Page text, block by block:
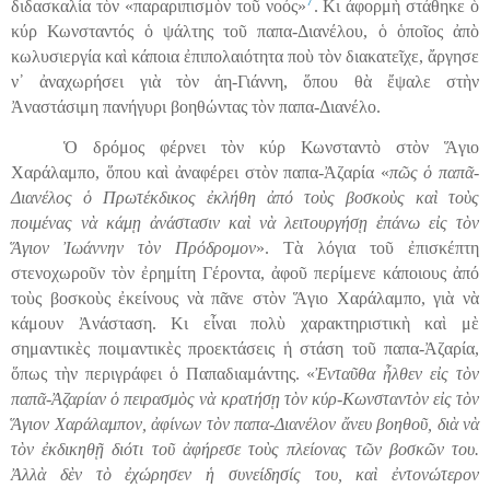
διδασκαλία τὸν «παραριπισμὸν τοῦ νοός» . Κι ἀφορμὴ στάθηκε ὁ
κύρ Κωνσταντός ὁ ψάλτης τοῦ παπα-Διανέλου, ὁ ὁποῖος ἀπὸ
κωλυσιεργία καὶ κάποια ἐπιπολαιότητα ποὺ τὸν διακατεῖχε, ἄργησε
ν᾿ ἀναχωρήσει γιὰ τὸν ἁη-Γιάννη, ὅπου θὰ ἔψαλε στὴν
Ἀναστάσιμη πανήγυρι βοηθώντας τὸν παπα-Διανέλο.
Ὁ δρόμος φέρνει τὸν κύρ Κωνσταντὸ στὸν Ἅγιο
Χαράλαμπο, ὅπου καὶ ἀναφέρει στὸν παπα-Ἀζαρία «πῶς ὁ παπᾶ-
Διανέλος ὁ Πρωτέκδικος ἐκλήθη ἀπό τοὺς βοσκοὺς καὶ τοὺς
ποιμένας νὰ κάμῃ ἀνάστασιν καὶ νὰ λειτουργήσῃ ἐπάνω εἰς τὸν
Ἅγιον Ἰωάννην τὸν Πρόδρομον». Τὰ λόγια τοῦ ἐπισκέπτη
στενοχωροῦν τὸν ἐρημίτη Γέροντα, ἀφοῦ περίμενε κάποιους ἀπό
τοὺς βοσκοὺς ἐκείνους νὰ πᾶνε στὸν Ἅγιο Χαράλαμπο, γιὰ νὰ
κάμουν Ἀνάσταση. Κι εἶναι πολὺ χαρακτηριστικὴ καὶ μὲ
σημαντικὲς ποιμαντικὲς προεκτάσεις ἡ στάση τοῦ παπα-Ἀζαρία,
ὅπως τὴν περιγράφει ὁ Παπαδιαμάντης. «Ἐνταῦθα ἦλθεν εἰς τὸν
παπᾶ-Ἀζαρίαν ὁ πειρασμὸς νὰ κρατήσῃ τὸν κύρ-Κωνσταντὸν εἰς τὸν
Ἅγιον Χαράλαμπον, ἀφίνων τὸν παπα-Διανέλον ἄνευ βοηθοῦ, διὰ νὰ
τὸν ἐκδικηθῇ διότι τοῦ ἀφήρεσε τοὺς πλείονας τῶν βοσκῶν του.
Ἀλλὰ δὲν τὸ ἐχώρησεν ἡ συνείδησίς του, καὶ ἐντονώτερον